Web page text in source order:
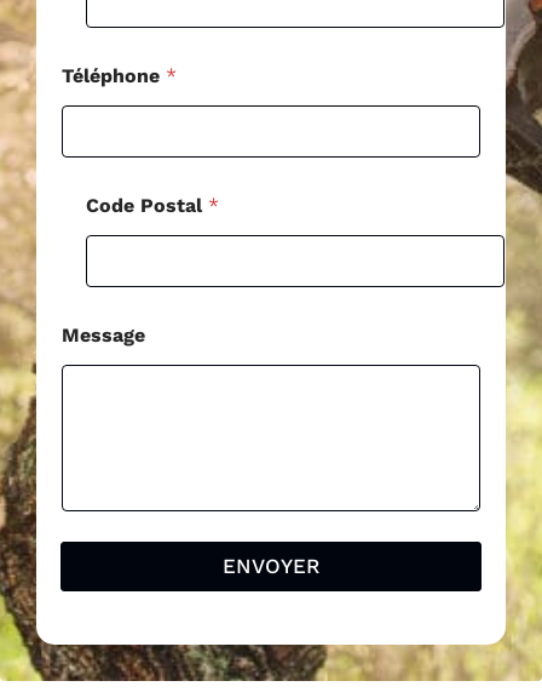
Téléphone *
Code Postal *
g
Message
ENVOYER